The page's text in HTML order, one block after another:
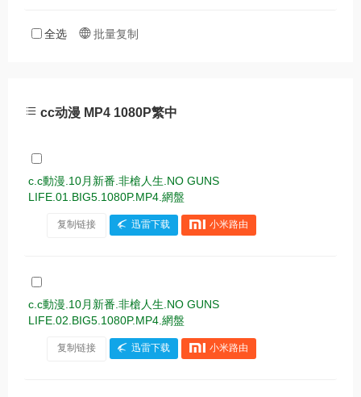
全选 批量复制
cc动漫 MP4 1080P繁中
c.c動漫.10月新番.非槍人生.NO GUNS
LIFE.01.BIG5.1080P.MP4.網盤
复制链接 迅雷下载 小米路由
c.c動漫.10月新番.非槍人生.NO GUNS
LIFE.02.BIG5.1080P.MP4.網盤
复制链接 迅雷下载 小米路由